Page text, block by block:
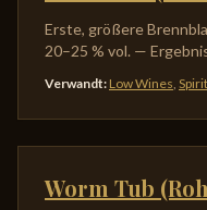
Erste, größere
20–25 % vol. —
Verwandt: Low Wines,
Worm Tub